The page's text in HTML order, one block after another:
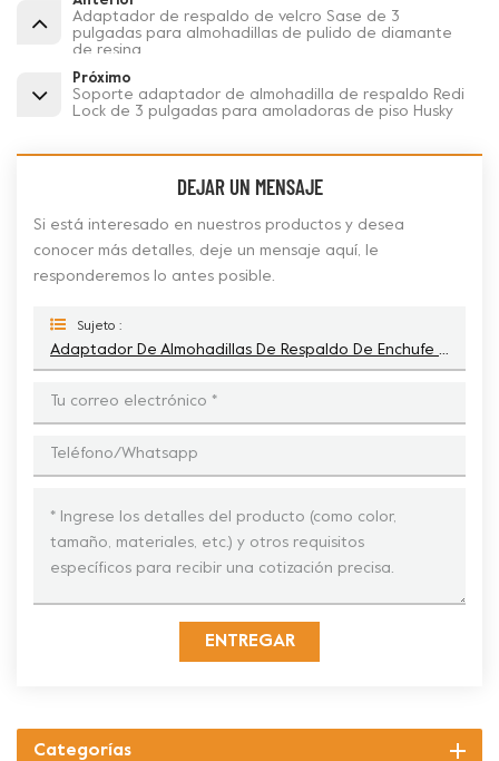
Adaptador de respaldo de velcro Sase de 3
pulgadas para almohadillas de pulido de diamante
de resina
Próximo
Soporte adaptador de almohadilla de respaldo Redi
Lock de 3 pulgadas para amoladoras de piso Husky
DEJAR UN MENSAJE
Si está interesado en nuestros productos y desea
conocer más detalles, deje un mensaje aquí, le
responderemos lo antes posible.
Sujeto :
Adaptador De Almohadillas De Respaldo De Enchufe Terrco Floorex De 3 Pulgadas Para Almohadillas De Piso De Concreto
ENTREGAR
Categorías